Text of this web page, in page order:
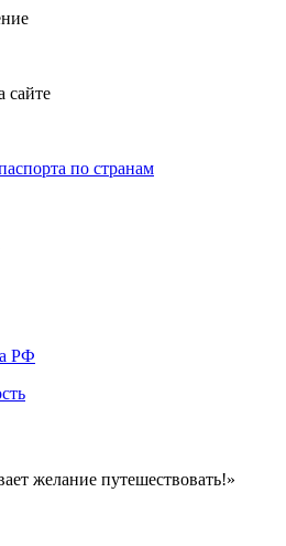
сайте
по странам
РФ
желание путешествовать!»